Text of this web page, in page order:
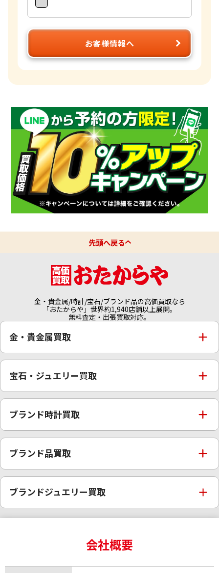
プラチナ 買取
プラチナインゴット 買取
Pt950 買取
Pt900 買取
Pt850 買取
パラジウム 買取
A. ランゲ&
ゾーネ 買取
ブルガリ 買取
フランク ミュラー 買取
IWC 買取
お客様情報へ
先頭へ戻る
金・貴金属/時計/宝石/ブランド品の高価買取なら
「おたからや」世界約1,940店舗以上展開。
無料査定・出張買取対応。
金・貴金属買取
金の相場価格情報
金の参考買取価格一覧
インゴットの相場価格情報
宝石・ジュエリー買取
ダイヤモンド買取
ダイヤモンド・宝石の参考価格一覧
サファイア買取
ブランド時計買取
ロレックス買取
ロレックス デイトナ買取
ロレックス サブマリーナー買取
ブランド品買取
ルイ・ヴィトン買取
ルイ・ヴィトン買取の参考価格一覧
ブランドジュエリー買取
会社概要